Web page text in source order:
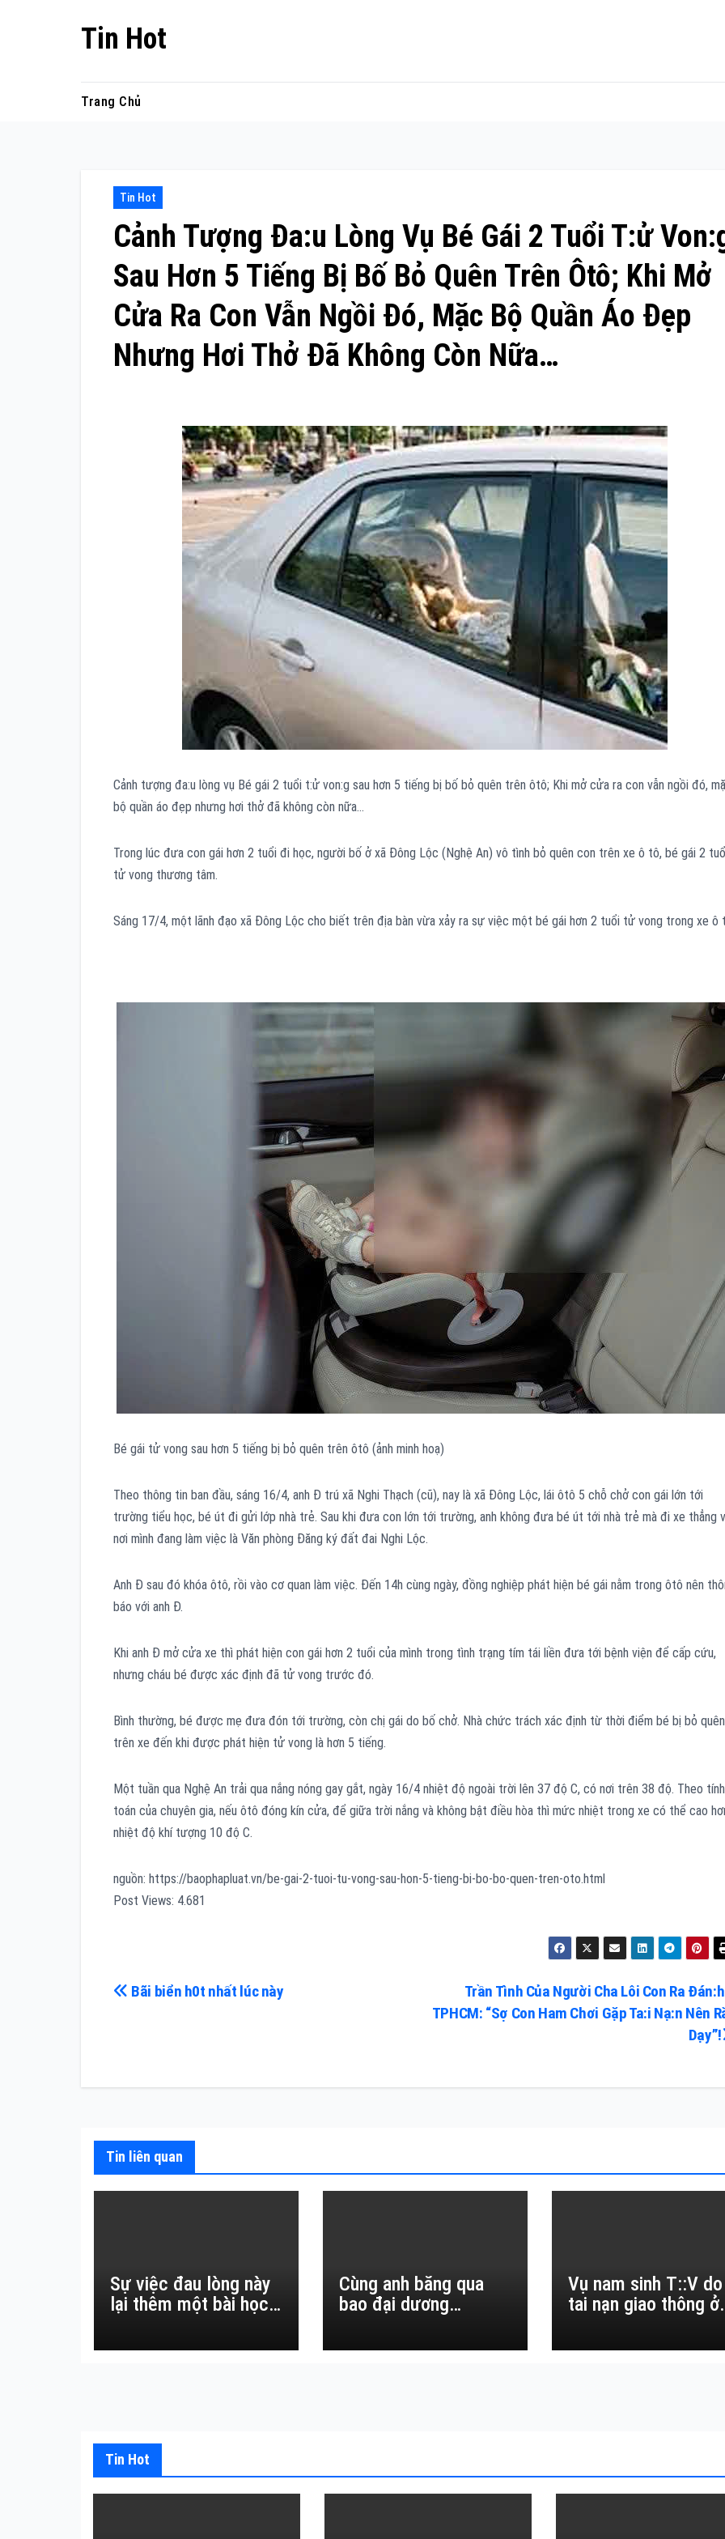
Tin Hot
Trang Chủ
Tin Hot
Cảnh Tượng Đa:u Lòng Vụ Bé Gái 2 Tuổi T:ử
Sau Hơn 5 Tiếng Bị Bố Bỏ Quên Trên Ôtô; Khi Mở
Cửa Ra Con Vẫn Ngồi Đó, Mặc Bộ Quần Áo Đẹp
Nhưng Hơi Thở Đã Không Còn Nữa…
Cảnh tượng đa:u lòng vụ Bé gái 2 tuổi t:ử von:g sau hơn 5 tiếng bị bố bỏ quên trên ôtô; Khi mở cửa ra con vẫn ngồi đó,
bộ quần áo đẹp nhưng hơi thở đã không còn nữa…
Trong lúc đưa con gái hơn 2 tuổi đi học, người bố ở xã Đông Lộc (Nghệ An) vô tình bỏ quên con trên xe ô tô, bé gái 2
tử vong thương tâm.
Sáng 17/4, một lãnh đạo xã Đông Lộc cho biết trên địa bàn vừa xảy ra sự việc một bé gái hơn 2 tuổi tử vong trong xe ô
Bé gái tử vong sau hơn 5 tiếng bị bỏ quên trên ôtô (ảnh minh hoạ)
Theo thông tin ban đầu, sáng 16/4, anh Đ trú xã Nghi Thạch (cũ), nay là xã Đông Lộc, lái ôtô 5 chỗ chở con gái lớn tới
trường tiểu học, bé út đi gửi lớp nhà trẻ. Sau khi đưa con lớn tới trường, anh không đưa bé út tới nhà trẻ mà đi xe thẳng
nơi mình đang làm việc là Văn phòng Đăng ký đất đai Nghi Lộc.
Anh Đ sau đó khóa ôtô, rồi vào cơ quan làm việc. Đến 14h cùng ngày, đồng nghiệp phát hiện bé gái nằm trong ôtô nên
báo với anh Đ.
Khi anh Đ mở cửa xe thì phát hiện con gái hơn 2 tuổi của mình trong tình trạng tím tái liền đưa tới bệnh viện để cấp cứu,
nhưng cháu bé được xác định đã tử vong trước đó.
Bình thường, bé được mẹ đưa đón tới trường, còn chị gái do bố chở. Nhà chức trách xác định từ thời điểm bé bị bỏ quên
trên xe đến khi được phát hiện tử vong là hơn 5 tiếng.
Một tuần qua Nghệ An trải qua nắng nóng gay gắt, ngày 16/4 nhiệt độ ngoài trời lên 37 độ C, có nơi trên 38 độ. Theo tính
toán của chuyên gia, nếu ôtô đóng kín cửa, để giữa trời nắng và không bật điều hòa thì mức nhiệt trong xe có thể cao
nhiệt độ khí tượng 10 độ C.
nguồn: https://baophapluat.vn/be-gai-2-tuoi-tu-vong-sau-hon-5-tieng-bi-bo-bo-quen-tren-oto.html
Post Views: 4.681
Điều
viết
Trần Tình Của Người Cha Lôi Con Ra
TPHCM: “Sợ Con Ham Chơi Gặp Ta:i Nạ:n Nên
Dạy”!
Bãi biển h0t nhất lúc này
Tin liên quan
Sự việc đau lòng này
lại thêm một bài học
thường.
Cùng anh băng qua
bao đại dương…
Vụ nam sinh T::V do
tai nạn giao thông ở
Tin Hot